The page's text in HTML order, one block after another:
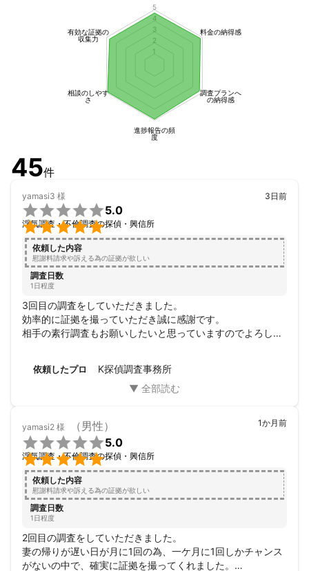
社より低価格を実現でき、効率よく証拠を取得する調査方法をご
不貞調査は、「真実を知るため」だけでなく、
その後の人生をどう選択するかを考えるための手段です。
今すぐ調査を決める必要はありません。
状況整理やご質問だけでも構いませんので、
まずはお気軽にご相談ください。
料金の納得感
調査プランへ
の納得感
進捗報告の頻
度
相談のしやす
さ
有効な証拠の
収集力
1
2
3
4
5
45件
yamasi3 様


5.0
浮気調査・不倫調査の探偵・興信所
3日前
依頼した内容
慰謝料請求や訴える為の証拠が欲しい
調査日数
1日程度
3回目の調査をしていただきました。
効率的に証拠を撮っていただき誠に感謝です。
相手の素行調査もお願いしたいと思っていますのでよろしく
依頼したプロ K探偵調査事務所
yamasi2 様 （男性）


5.0
浮気調査・不倫調査の探偵・興信所
1か月前
依頼した内容
慰謝料請求や訴える為の証拠が欲しい
調査日数
1日程度
2回目の調査をしていただきました。
妻の帰りが遅い日が月に1回の為、一ケ月に1回しかチャンス
がないの中で、確実に証拠を撮ってくれました。